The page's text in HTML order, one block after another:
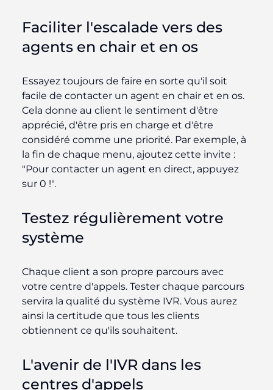
Faciliter l'escalade vers des
agents en chair et en os
Essayez toujours de faire en sorte qu'il soit
facile de contacter un agent en chair et en os.
Cela donne au client le sentiment d'être
apprécié, d'être pris en charge et d'être
considéré comme une priorité. Par exemple, à
la fin de chaque menu, ajoutez cette invite :
"Pour contacter un agent en direct, appuyez
sur 0 !".
Testez régulièrement votre
système
Chaque client a son propre parcours avec
votre centre d'appels. Tester chaque parcours
servira la qualité du système IVR. Vous aurez
ainsi la certitude que tous les clients
obtiennent ce qu'ils souhaitent.
L'avenir de l'IVR dans les
centres d'appels